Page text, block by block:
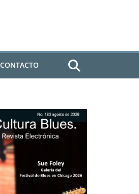
CONTACTO